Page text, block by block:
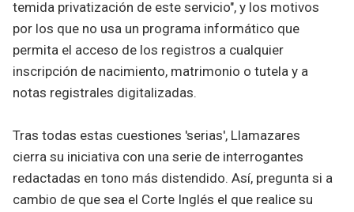
temida privatización de este servicio", y los motivos
por los que no usa un programa informático que
permita el acceso de los registros a cualquier
inscripción de nacimiento, matrimonio o tutela y a
notas registrales digitalizadas.
Tras todas estas cuestiones 'serias', Llamazares
cierra su iniciativa con una serie de interrogantes
redactadas en tono más distendido. Así, pregunta si a
cambio de que sea el Corte Inglés el que realice su